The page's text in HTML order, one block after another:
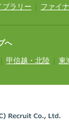
ブラリー ファイ
へ
甲信越・北陸 東